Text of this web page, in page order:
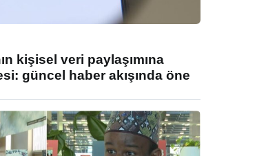
kişisel veri paylaşımına
güncel haber akışında öne